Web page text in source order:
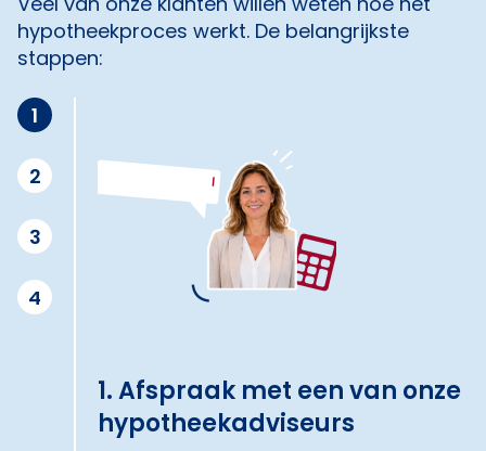
hypotheekproces werkt. De belangrijkste
stappen:
1
2
3
4
1. Afspraak met een van onze
hypotheekadviseurs